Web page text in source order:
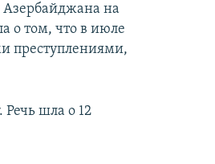
Азербайджана на
о том, что в июле
преступлениями,
Речь шла о 12